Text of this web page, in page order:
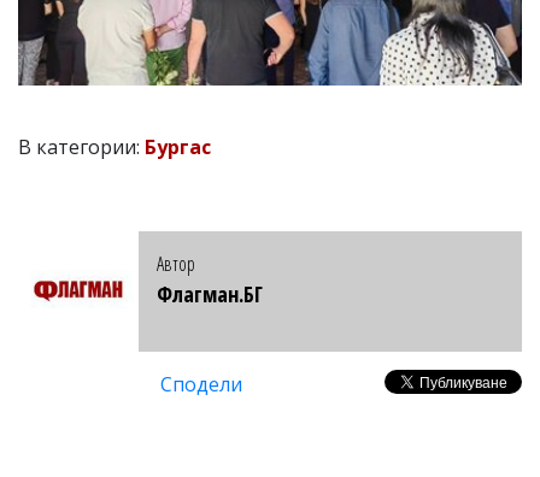
В категории: Бургас
Автор
Флагман.БГ
Сподели